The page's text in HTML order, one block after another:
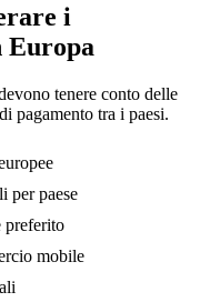
i
Europa
tenere conto delle
pagamento tra i paesi.
per paese
preferito
mobile